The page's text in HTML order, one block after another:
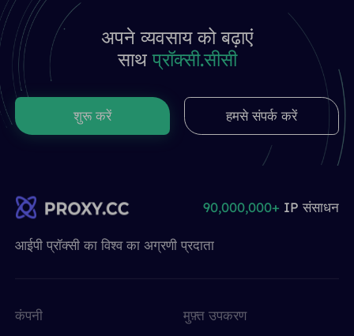
अपने व्यवसाय को बढ़ाएं
साथप्रॉक्सी.सीसी
शुरू करें हमसे संपर्क करें
आईपी ​​प्रॉक्सी का विश्व का अग्रणी प्रदाता
90,000,000+ IP संसाधन
कंपनी
मुफ़्त उपकरण